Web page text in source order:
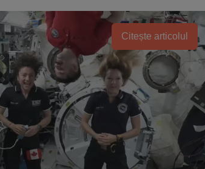
Citește articolul